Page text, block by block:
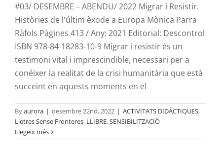
#03/ DESEMBRE – ABENDU/ 2022 Migrar i Resistir.
Històries de l'últim èxode a Europa Mònica Parra
Ràfols Pàgines 413 / Any: 2021 Editorial: Descontrol
ISBN 978-84-18283-10-9 Migrar i resistir és un
testimoni vital i imprescindible, necessari per a
conéixer la realitat de la crisi humanitària que està
succeint en aquests moments en el
Byaurora | desembre 22nd, 2022 | ACTIVITATS DIDÀCTIQUES,
Lletres Sense Fronteres, LLIBRE,SENSIBILITZACIÖ
Llegeix més
Lletres sense fronteres: Germanet –
Minyan